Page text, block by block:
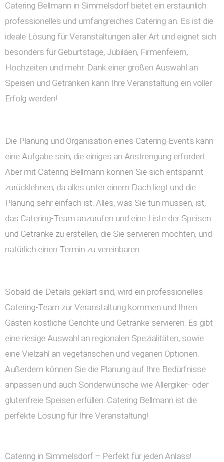
Catering Bellmann in Simmelsdorf bietet ein erstaunlich
professionelles und umfangreiches Catering an. Es ist die
ideale Lösung für Veranstaltungen aller Art und eignet sich
besonders für Geburtstage, Jubiläen, Firmenfeiern,
Hochzeiten und mehr. Dank einer großen Auswahl an
Speisen und Getränken kann Ihre Veranstaltung ein voller
Erfolg werden!
Die Planung und Organisation eines Catering-Events kann
eine Aufgabe sein, die einiges an Anstrengung erfordert.
Aber mit Catering Bellmann können Sie sich entspannt
zurücklehnen, da alles unter einem Dach liegt und die
Planung sehr einfach ist. Alles, was Sie tun müssen, ist,
das Catering-Team anzurufen und eine Liste der Speisen
und Getränke zu erstellen, die Sie servieren möchten, und
natürlich einen Termin zu vereinbaren.
Sobald die Details geklärt sind, wird ein professionelles
Catering-Team zur Veranstaltung kommen und Ihren
Gästen köstliche Gerichte und Getränke servieren. Es gibt
eine riesige Auswahl an regionalen Spezialitäten, sowie
eine Vielzahl an vegetarischen und veganen Optionen.
Außerdem können Sie die Planung auf Ihre Bedürfnisse
anpassen und auch Sonderwünsche wie Allergiker- oder
glutenfreie Speisen erfüllen. Catering Bellmann ist die
perfekte Lösung für Ihre Veranstaltung!
Catering in Simmelsdorf – Perfekt für jeden Anlass!